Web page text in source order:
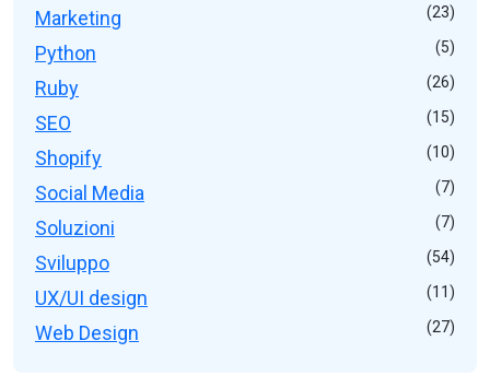
Marketing (23)
Python (5)
Ruby (26)
SEO (15)
Shopify (10)
Social Media (7)
Soluzioni (7)
Sviluppo (54)
UX/UI design (11)
Web Design (27)